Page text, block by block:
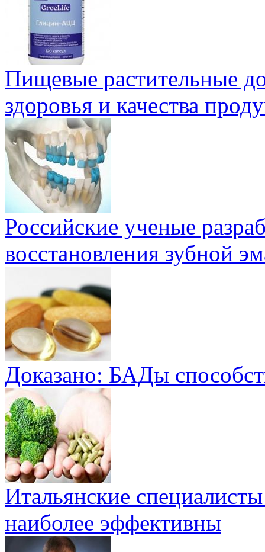
Пищевые растительные
здоровья и качества
Российские ученые
восстановления зубной
Доказано: БАДы
Итальянские
наиболее эффективны